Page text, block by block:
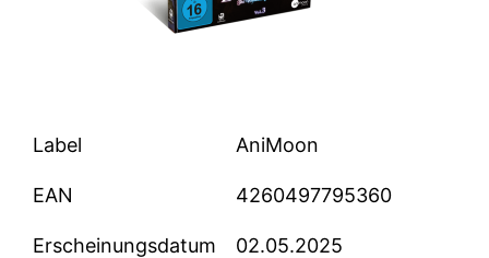
Label AniMoon
EAN 4260497795360
Erscheinungsdatum 02.05.2025